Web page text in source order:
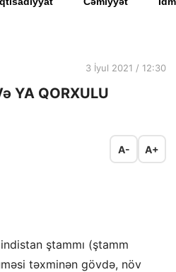
3 İyul 2021 / 12:30
YA QORXULU
A- A+
ştammı (ştamm
təxminən gövdə, növ